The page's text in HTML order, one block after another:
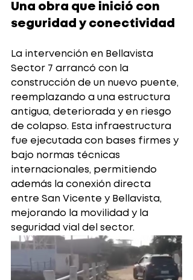
Una obra que inició con
seguridad y conectividad
La intervención en Bellavista
Sector 7 arrancó con la
construcción de un nuevo puente,
reemplazando a una estructura
antigua, deteriorada y en riesgo
de colapso. Esta infraestructura
fue ejecutada con bases firmes y
bajo normas técnicas
internacionales, permitiendo
además la conexión directa
entre San Vicente y Bellavista,
mejorando la movilidad y la
seguridad vial del sector.